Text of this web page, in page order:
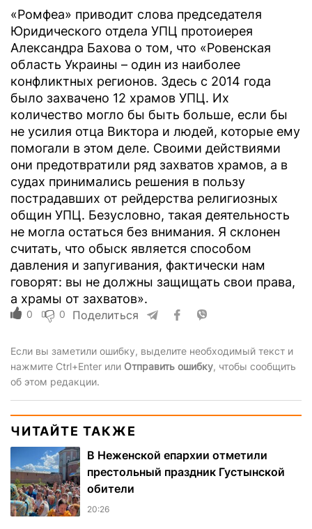
«Ромфеа» приводит слова председателя
Юридического отдела УПЦ протоиерея
Александра Бахова о том, что «Ровенская
область Украины – один из наиболее
конфликтных регионов. Здесь с 2014 года
было захвачено 12 храмов УПЦ. Их
количество могло бы быть больше, если бы
не усилия отца Виктора и людей, которые ему
помогали в этом деле. Своими действиями
они предотвратили ряд захватов храмов, а в
судах принимались решения в пользу
пострадавших от рейдерства религиозных
общин УПЦ. Безусловно, такая деятельность
не могла остаться без внимания. Я склонен
считать, что обыск является способом
давления и запугивания, фактически нам
говорят: вы не должны защищать свои права,
а храмы от захватов».
0 0 Поделиться
Если вы заметили ошибку, выделите необходимый текст и
нажмите Ctrl+Enter или Отправить ошибку, чтобы сообщить
об этом редакции.
ЧИТАЙТЕ ТАКЖЕ
В Неженской епархии отметили
престольный праздник Густынской
обители
20:26